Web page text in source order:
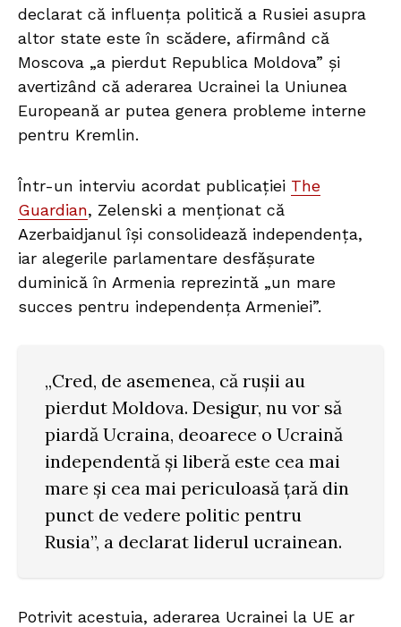
declarat că influența politică a Rusiei asupra
altor state este în scădere, afirmând că
Moscova „a pierdut Republica Moldova” și
avertizând că aderarea Ucrainei la Uniunea
Europeană ar putea genera probleme interne
pentru Kremlin.
Într-un interviu acordat publicației The
Guardian, Zelenski a menționat că
Azerbaidjanul își consolidează independența,
iar alegerile parlamentare desfășurate
duminică în Armenia reprezintă „un mare
succes pentru independența Armeniei”.
„Cred, de asemenea, că rușii au
pierdut Moldova. Desigur, nu vor să
piardă Ucraina, deoarece o Ucraină
independentă și liberă este cea mai
mare și cea mai periculoasă țară din
punct de vedere politic pentru
Rusia”, a declarat liderul ucrainean.
Potrivit acestuia, aderarea Ucrainei la UE ar